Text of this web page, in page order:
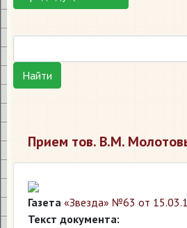
Найти
Прием тов. В.М.
Газета «Звезда» №63 от
Текст документа: